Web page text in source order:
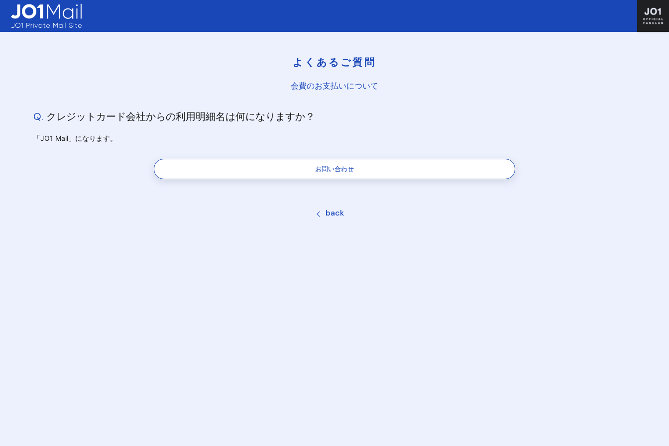
よくあるご質問
会費のお支払いについて
Q. クレジットカード会社からの利用明細名は何になりますか？
「JO1 Mail」になります。
お問い合わせ
back